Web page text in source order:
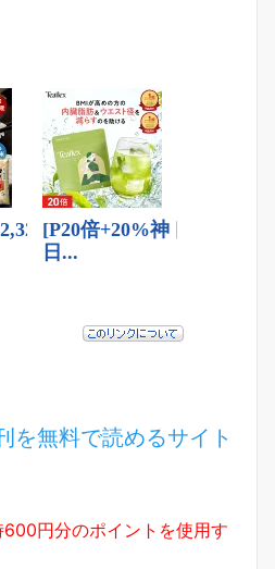
を無料で読めるサイト
円分のポイントを使用す